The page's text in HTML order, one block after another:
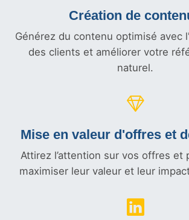
Création de
Générez du contenu optimisé avec
des clients et améliorer votre
naturel.
Mise en valeur d'offres et
Attirez l’attention sur vos offres et
maximiser leur valeur et leur